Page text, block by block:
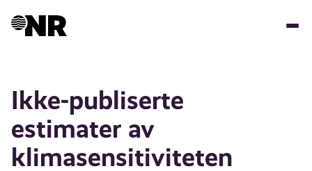
Ikke-publiserte
estimater av
klimasensitiviteten